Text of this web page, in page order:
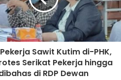
Sawit Kutim di-PHK,
Serikat Pekerja hingga
di RDP Dewan